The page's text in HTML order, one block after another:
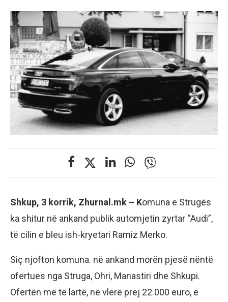
Shkup, 3 korrik, Zhurnal.mk – Komuna e Strugës
ka shitur në ankand publik automjetin zyrtar “Audi”,
të cilin e bleu ish-kryetari Ramiz Merko.
Siç njofton komuna. në ankand morën pjesë nëntë
ofertues nga Struga, Ohri, Manastiri dhe Shkupi.
Ofertën më të lartë, në vlerë prej 22.000 euro, e